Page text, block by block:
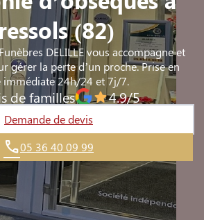
(82)
DELILLE vous accompagne et
gérer la perte d’un proche. Prise en
immédiate 24h/24 et 7j/7.
de familles 4.9/5
Demande de devis
05 36 40 09 99